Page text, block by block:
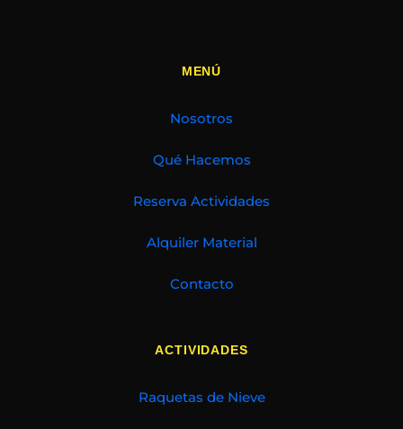
MENÚ
Nosotros
Qué Hacemos
Reserva Actividades
Alquiler Material
Contacto
ACTIVIDADES
Raquetas de Nieve